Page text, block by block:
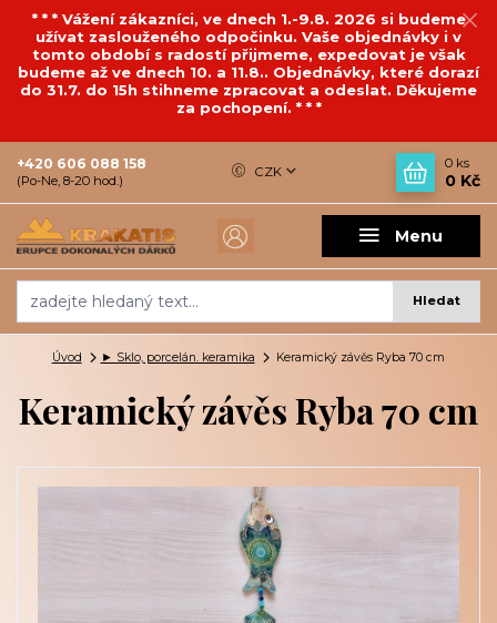
* * * Vážení zákazníci, ve dnech 1.-9.8. 2026 si budeme
užívat zaslouženého odpočinku. Vaše objednávky i v
tomto období s radostí přijmeme, expedovat je však
budeme až ve dnech 10. a 11.8.. Objednávky, které dorazí
do 31.7. do 15h stihneme zpracovat a odeslat. Děkujeme
za pochopení. * * *
Menu
CZK
Hledat
+420 606 088 158
(Po-Ne, 8-20 hod.)
0 ks
0 Kč
Úvod ► Sklo, porcelán. keramika Keramický závěs Ryba 70 cm
Keramický závěs Ryba 70 cm